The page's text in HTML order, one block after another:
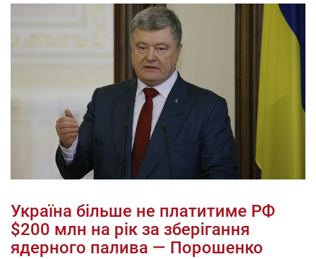
Україна більше не платитиме РФ
$200 млн на рік за зберігання
ядерного палива — Порошенко